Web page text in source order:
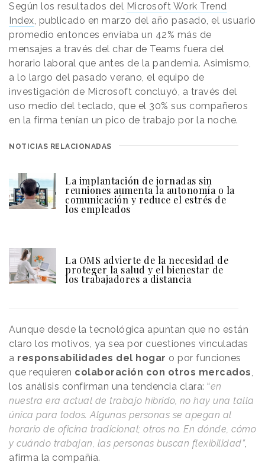
Según los resultados del Microsoft Work Trend
Index, publicado en marzo del año pasado, el usuario
promedio entonces enviaba un 42% más de
mensajes a través del char de Teams fuera del
horario laboral que antes de la pandemia. Asimismo,
a lo largo del pasado verano, el equipo de
investigación de Microsoft concluyó, a través del
uso medio del teclado, que el 30% sus compañeros
en la firma tenían un pico de trabajo por la noche.
NOTICIAS RELACIONADAS
La implantación de jornadas sin
reuniones aumenta la autonomía o la
comunicación y reduce el estrés de
los empleados
La OMS advierte de la necesidad de
proteger la salud y el bienestar de
los trabajadores a distancia
Aunque desde la tecnológica apuntan que no están
claro los motivos, ya sea por cuestiones vinculadas
a responsabilidades del hogar o por funciones
que requieren colaboración con otros mercados,
los análisis confirman una tendencia clara: “en
nuestra era actual de trabajo híbrido, no hay una talla
única para todos. Algunas personas se apegan al
horario de oficina tradicional; otros no. En dónde, cómo
y cuándo trabajan, las personas buscan flexibilidad”,
afirma la compañía.